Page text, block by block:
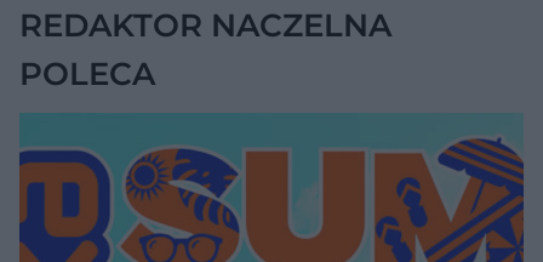
REDAKTOR NACZELNA
POLECA